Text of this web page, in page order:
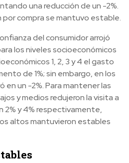
una reducción de un -2%.
por compra se mantuvo estable.
del consumidor arrojó
los niveles socioeconómicos
1, 2, 3 y 4 el gasto
de 1%; sin embargo, en los
en un -2%. Para mantener las
y medios redujeron la visita a
2% y 4% respectivamente,
altos mantuvieron estables